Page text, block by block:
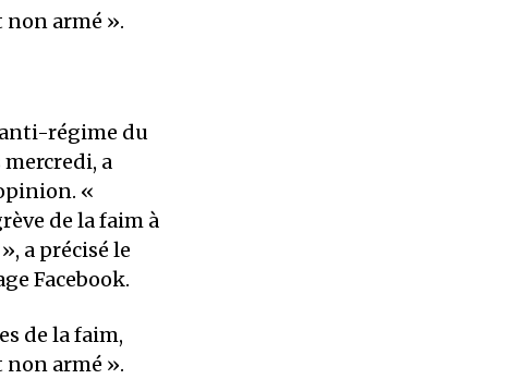
armé ».
régime du
a
«
de la faim à
a précisé le
Facebook.
de la faim,
armé ».